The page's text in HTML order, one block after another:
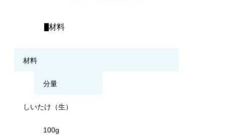
材料
材料
分量
しいたけ（生）
100g